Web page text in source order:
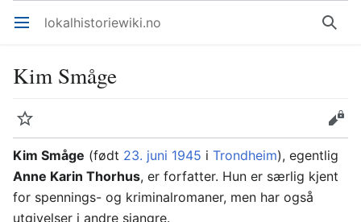
Åpne hovedmenyen lokalhistoriewiki.no Søk
Kim Småge
Overvåk
Rediger
Kim Småge (født 23. juni 1945 i Trondheim), egentlig
Anne Karin Thorhus, er forfatter. Hun er særlig kjent
for spennings- og kriminalromaner, men har også
utgivelser i andre sjangre.